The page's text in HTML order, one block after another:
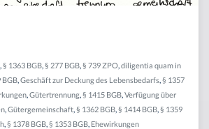
§ 1363 BGB § 277 BGB § 739 ZPO diligentia quam in
BGB Geschäft zur Deckung des Lebensbedarfs § 1357
Gütertrennung § 1415 BGB Verfügung über
Gütergemeinschaft § 1362 BGB § 1414 BGB § 1359
§ 1378 BGB § 1353 BGB Ehewirkungen